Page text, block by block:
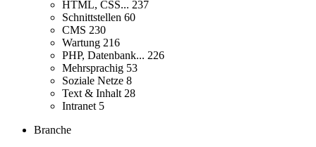
HTML, CSS... 237
Schnittstellen 60
CMS 230
Wartung 216
PHP, Datenbank... 226
Mehrsprachig 53
Soziale Netze 8
Text & Inhalt 28
Intranet 5
Branche